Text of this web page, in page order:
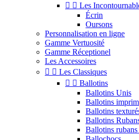
  Les
Écrin
Oursons
Personnalisation en ligne
Gamme Vertuosité
Gamme Réceptionel
Les Accessoires
  Les Classiques
  Ballotins
Ballotins Unis
Ballotins
Ballotins
Ballotins
Ballotins